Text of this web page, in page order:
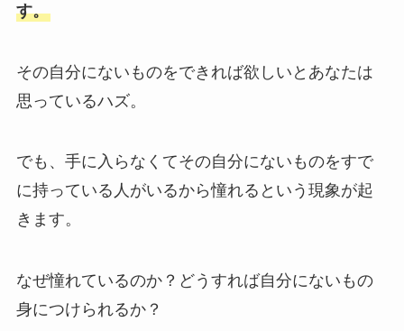
す。
その自分にないものをできれば欲しいとあなたは
思っているハズ。
でも、手に入らなくてその自分にないものをすで
に持っている人がいるから憧れるという現象が起
きます。
なぜ憧れているのか？どうすれば自分にないもの
身につけられるか？